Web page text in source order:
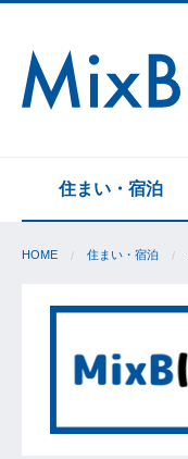
住まい・宿泊
HOME 住まい・宿泊